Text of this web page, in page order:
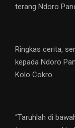
terang Ndoro
Ringkas cerita,
kepada Ndoro
Kolo Cokro.
“Taruhlah di